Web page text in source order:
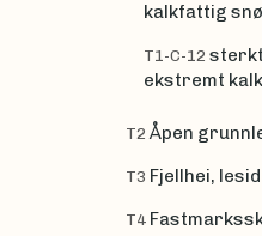
kalkfattig
T1-C-12
ekstremt
T2 Åpen
T3 Fjellhei,
T4